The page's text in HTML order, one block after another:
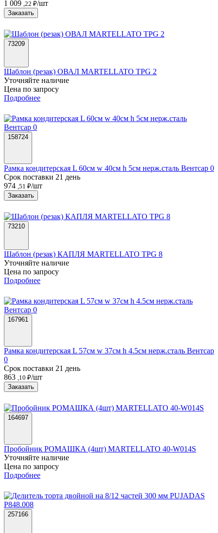
1 009 ,22 ₽/шт
Заказать
73209
Шаблон (резак) ОВАЛ MARTELLATO TPG 2
Уточняйте наличие
Цена по запросу
Подробнее
158724
Рамка кондитерская L 60см w 40см h 5см нерж.сталь Вентсар 0
Срок поставки 21 день
974 ,51 ₽/шт
Заказать
73210
Шаблон (резак) КАПЛЯ MARTELLATO TPG 8
Уточняйте наличие
Цена по запросу
Подробнее
167961
Рамка кондитерская L 57см w 37см h 4.5см нерж.сталь Вентсар
0
Срок поставки 21 день
863 ,10 ₽/шт
Заказать
164697
Пробойник РОМАШКА (4шт) MARTELLATO 40-W014S
Уточняйте наличие
Цена по запросу
Подробнее
257166